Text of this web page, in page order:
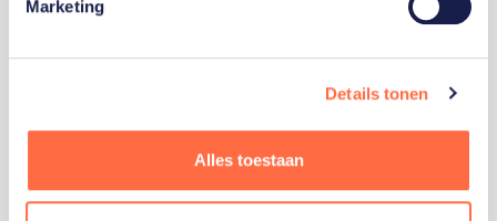
Marketing
Details tonen
Alles toestaan
Staatsloterij is trotse hoofdsponsor van
sportiefste land van de wereld maken.